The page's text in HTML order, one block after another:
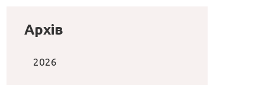
Архів
2026